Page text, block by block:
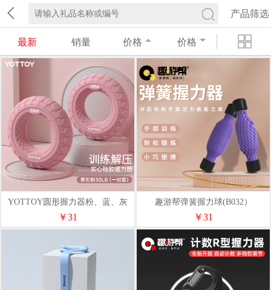
产品筛选
最新 销量 价格 价格
YOTTOY圆形握力器粉、蓝、灰
￥31
趣游帮弹簧握力球(B032）
￥31